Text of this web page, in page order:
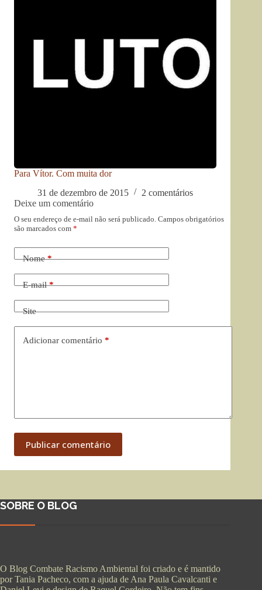
Para Vítor. Com muita dor
31 de dezembro de 2015
2 comentários
Deixe um comentário
O seu endereço de e-mail não será publicado. Campos obrigatórios
são marcados com *
Nome*
E-mail*
Site
Adicionar comentário *
Publicar comentário
SOBRE O BLOG
O Blog Combate Racismo Ambiental foi criado e é mantido
por Tania Pacheco, com a ajuda de Ana Paula Cavalcanti e